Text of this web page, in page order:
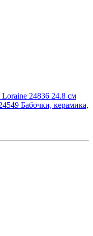
24836 24.8 см
Бабочки, керамика,